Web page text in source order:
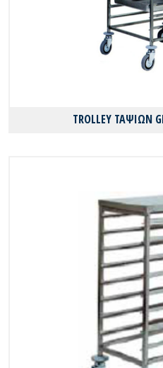
TROLLEY ΤΑΨΙΩΝ